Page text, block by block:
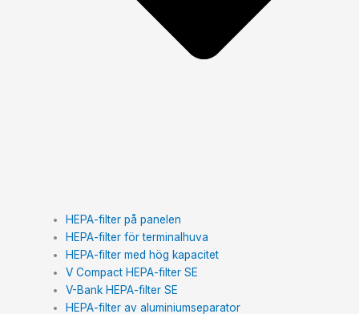
HEPA-filter på panelen
HEPA-filter för terminalhuva
HEPA-filter med hög kapacitet
V Compact HEPA-filter SE
V-Bank HEPA-filter SE
HEPA-filter av aluminiumseparator